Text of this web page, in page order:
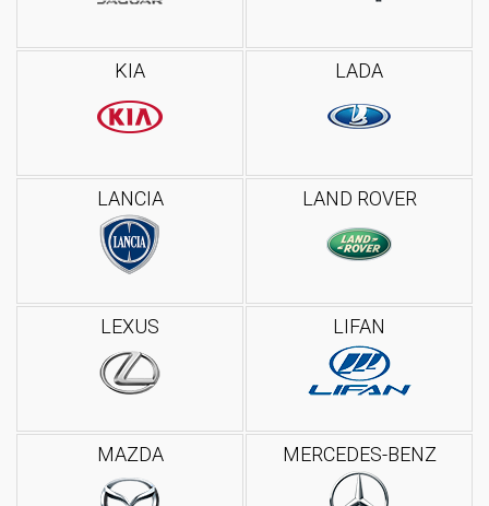
KIA LADA
LANCIA LAND ROVER
LEXUS LIFAN
MAZDA MERCEDES-BENZ